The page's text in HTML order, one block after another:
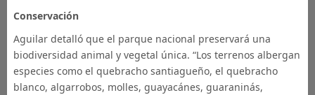
Conservación
Aguilar detalló que el parque nacional preservará una
biodiversidad animal y vegetal única. “Los terrenos albergan
especies como el quebracho santiagueño, el quebracho
blanco, algarrobos, molles, guayacánes, guaraninás,